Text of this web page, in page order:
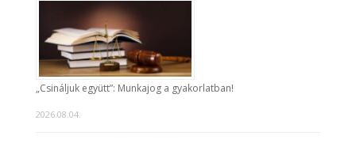
„Csináljuk együtt”: Munkajog a gyakorlatban!
2026.08.04.